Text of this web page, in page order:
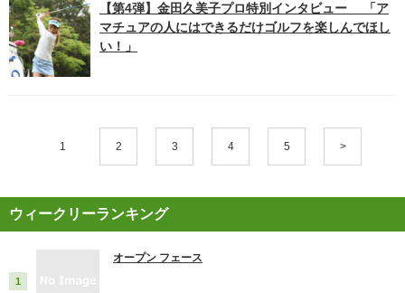
【第4弾】金田久美子プロ特別インタビュー 「ア
マチュアの人にはできるだけゴルフを楽しんでほし
い！」
1 2 3 4 5 >
ウィークリーランキング
オープン フェース